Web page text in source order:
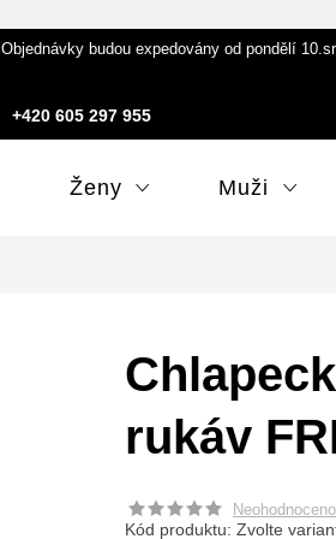
budou expedovány od pondělí
+420 605 297 955
Ženy Muži
rukáv
Neohodnoceno
Kód produktu: Zvolte